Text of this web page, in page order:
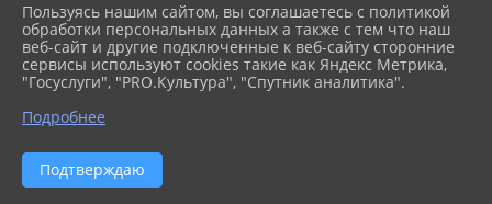
Пользуясь нашим сайтом, вы соглашаетесь с политикой
обработки персональных данных а также с тем что наш
веб-сайт и другие подключенные к веб-сайту сторонние
сервисы используют cookies такие как Яндекс Метрика,
"Госуслуги", "PRO.Культура", "Спутник аналитика".
Подробнее
Подтверждаю